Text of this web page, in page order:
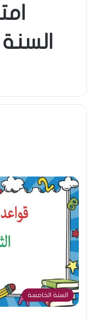
السنة الخامسة